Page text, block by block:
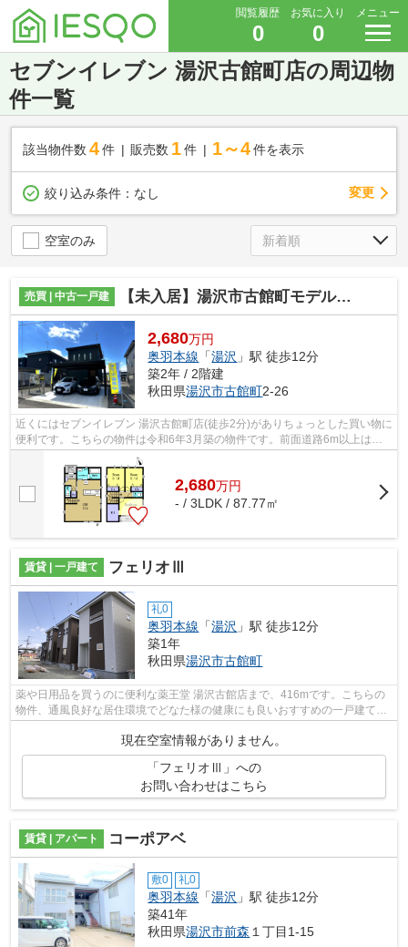
閲覧履歴
0
お気に入り
0
メニュー
セブンイレブン 湯沢古館町店の周辺物
件一覧
該当物件数 4件 販売数 1 件 1～4 件を表示
絞り込み条件： なし 変更
空室のみ
売買 | 中古一戸建 【未入居】湯沢市古館町モデルハウス
2,680万円
奥羽本線 「湯沢 」駅 徒歩12分
築2年 / 2階建
秋田県湯沢市古館町2-26
近くにはセブンイレブン 湯沢古館町店(徒歩2分)がありちょっとした買い物に
便利です。こちらの物件は令和6年3月築の物件です。前面道路6m以上は確
保しているので車の出し入れもラクラ...
2,680万円
- / 3LDK / 87.77㎡
賃貸 | 一戸建て フェリオⅢ
礼0
奥羽本線 「湯沢 」駅 徒歩12分
築1年
秋田県湯沢市古館町
薬や日用品を買うのに便利な薬王堂 湯沢古館店まで、416mです。こちらの
物件、通風良好な居住環境でどなた様の健康にも良いおすすめの一戸建てで
現在空室情報がありません。
「フェリオⅢ」への
お問い合わせはこちら
賃貸 | アパート コーポアベ
敷0 礼0
奥羽本線 「湯沢 」駅 徒歩12分
築41年
秋田県湯沢市前森 １丁目1-15